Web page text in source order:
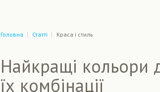
Головна Статті Краса і стиль
Найкращі кольори
їх комбінації